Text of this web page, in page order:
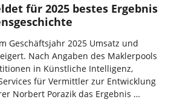
für 2025 bestes Ergebnis
Geschäftsjahr 2025 Umsatz und
Nach Angaben des Maklerpools
in Künstliche Intelligenz,
für Vermittler zur Entwicklung
Norbert Porazik das Ergebnis …